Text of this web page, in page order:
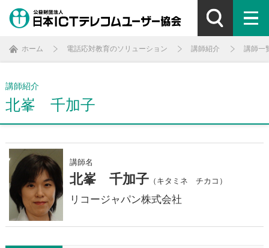
ホーム 電話応対教育のソリューション 講師紹介 講師一
講師紹介
北峯 千加子
講師名
北峯 千加子 （キタミネ チカコ）
リコージャパン株式会社